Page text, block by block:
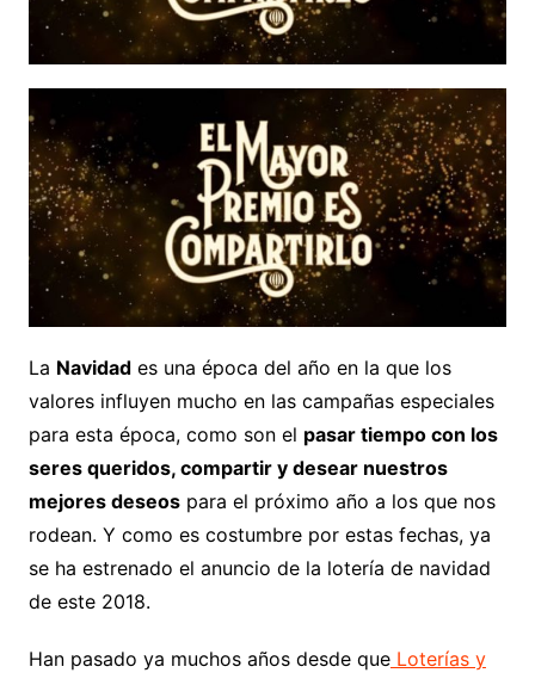
La Navidades una época del año en la que los
valores influyen mucho en las campañas especiales
para esta época, como son el pasar tiempo con los
seres queridos, compartir y desear nuestros
mejores deseospara el próximo año a los que nos
rodean. Y como es costumbre por estas fechas, ya
se ha estrenado el anuncio de la lotería de navidad
de este 2018.
Han pasado ya muchos años desde queLoterías y